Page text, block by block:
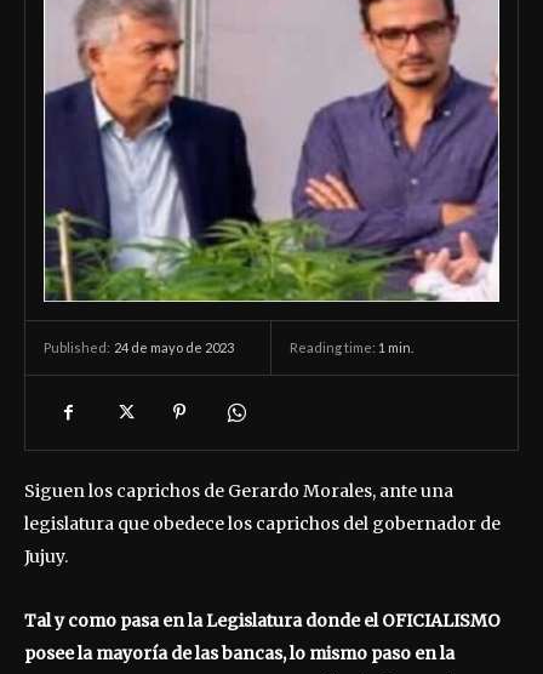
Published: 24 de mayo de 2023 Reading time: 1 min.
Siguen los caprichos de Gerardo Morales, ante una
legislatura que obedece los caprichos del gobernador de
Jujuy.
Tal y como pasa en la Legislatura donde el OFICIALISMO
posee la mayoría de las bancas, lo mismo paso en la